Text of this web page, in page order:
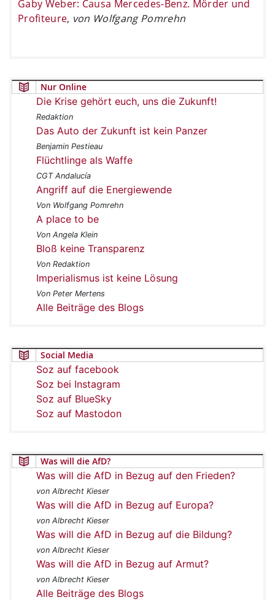
Gaby Weber: Causa Mercedes-Benz. Mörder und
Profiteure, von Wolfgang Pomrehn
Nur Online
Die Krise gehört euch, uns die Zukunft!
Redaktion
Das Auto der Zukunft ist kein Panzer
Benjamin Pestieau
Flüchtlinge als Waffe
CGT Andalucía
Angriff auf die Energiewende
Von Wolfgang Pomrehn
A place to be
Von Angela Klein
Bloß keine Transparenz
Von Redaktion
Imperialismus ist keine Lösung
Von Peter Mertens
Alle Beiträge des Blogs
Social Media
Soz auf facebook
Soz bei Instagram
Soz auf BlueSky
Soz auf Mastodon
Was will die AfD?
Was will die AfD in Bezug auf den Frieden?
von Albrecht Kieser
Was will die AfD in Bezug auf Europa?
von Albrecht Kieser
Was will die AfD in Bezug auf die Bildung?
von Albrecht Kieser
Was will die AfD in Bezug auf Armut?
von Albrecht Kieser
Alle Beiträge des Blogs